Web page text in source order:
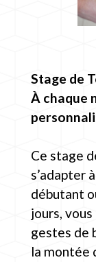
Stage de
À chaque
Ce stage
s’adapter
débutant
jours,
gestes de
la montée